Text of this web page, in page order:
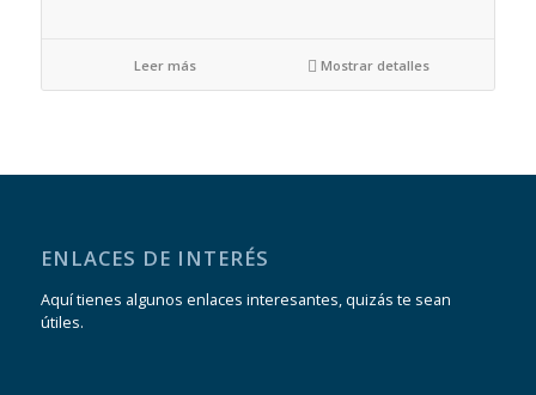
Leer más Mostrar detalles
ENLACES DE INTERÉS
Aquí tienes algunos enlaces interesantes, quizás te sean
útiles.